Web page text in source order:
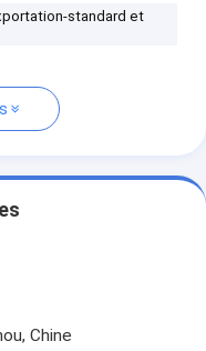
standard et
Chine